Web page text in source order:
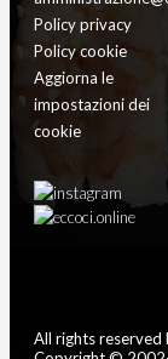
Policy privacy
Policy cookie
Aggiorna le
impostazioni dei
cookie
All rights reserved